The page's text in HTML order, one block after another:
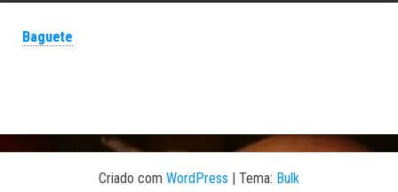
Baguete
Criado com WordPress | Tema: Bulk